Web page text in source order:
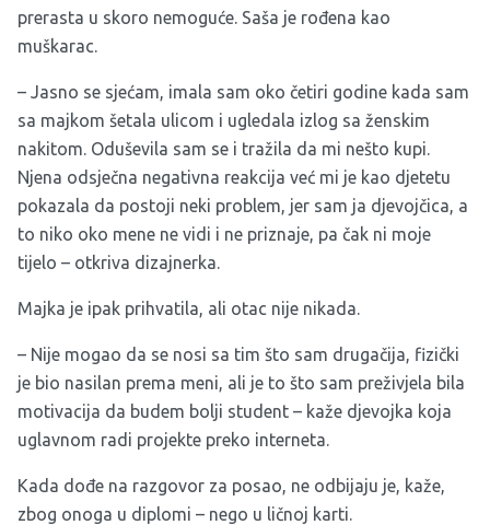
prerasta u skoro nemoguće. Saša je rođena kao
muškarac.
– Jasno se sjećam, imala sam oko četiri godine kada sam
sa majkom šetala ulicom i ugledala izlog sa ženskim
nakitom. Oduševila sam se i tražila da mi nešto kupi.
Njena odsječna negativna reakcija već mi je kao djetetu
pokazala da postoji neki problem, jer sam ja djevojčica, a
to niko oko mene ne vidi i ne priznaje, pa čak ni moje
tijelo – otkriva dizajnerka.
Majka je ipak prihvatila, ali otac nije nikada.
– Nije mogao da se nosi sa tim što sam drugačija, fizički
je bio nasilan prema meni, ali je to što sam preživjela bila
motivacija da budem bolji student – kaže djevojka koja
uglavnom radi projekte preko interneta.
Kada dođe na razgovor za posao, ne odbijaju je, kaže,
zbog onoga u diplomi – nego u ličnoj karti.